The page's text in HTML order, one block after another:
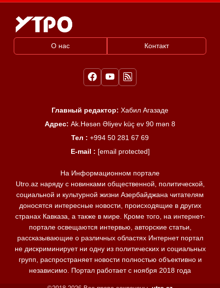
О нас Контакт
Главный редактор: Хабил Агазаде
Адрес: Ak.Həsən Əliyev küç ev 90 mən 8
Тел : +994 50 281 67 69
E-mail : [email protected]
На Информационном портале
Utro.az наряду с новинками общественной, политической,
социальной и культурной жизни Азербайджана читателям
доносятся интересные новости, происходящие в других
странах Кавказа, а также в мире. Кроме того, на интернет-
портале освещаются интервью, авторские статьи,
рассказывающие о различных областях Интернет портал
не дискриминирует ни одну из политических и социальных
групп, распространяет новости полностью объективно и
независимо. Портал работает с ноября 2018 года